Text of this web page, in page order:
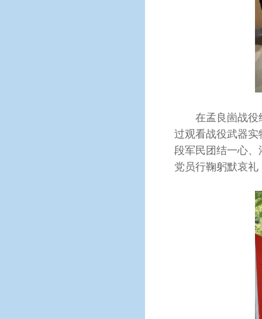
在孟良崮战役纪
过观看战役武器
段军民团结一心
党员行鞠躬默哀